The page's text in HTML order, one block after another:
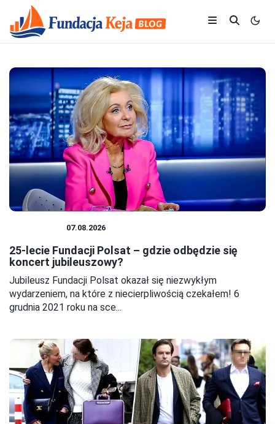
07.08.2026
25-lecie Fundacji Polsat – gdzie odbędzie się
koncert jubileuszowy?
Jubileusz Fundacji Polsat okazał się niezwykłym
wydarzeniem, na które z niecierpliwością czekałem! 6
grudnia 2021 roku na sce...